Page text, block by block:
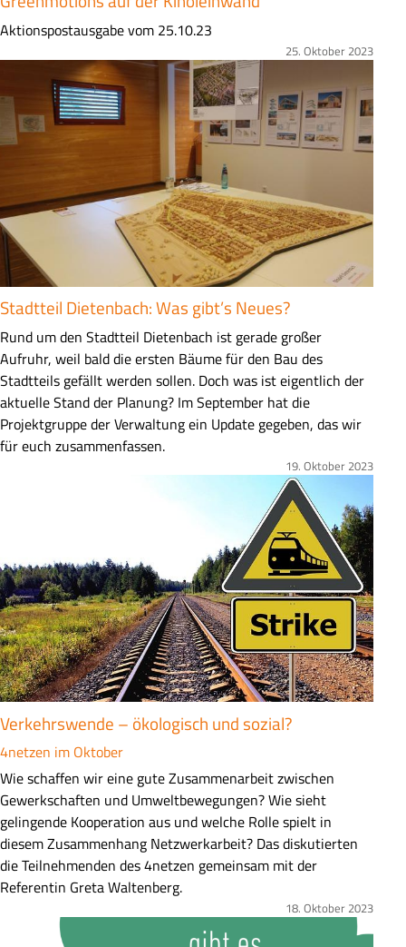
Z
a
m
f
a
u
n
g
Aktionspostausgabe vom 25.10.23
25. Oktober 2023
Stadtteil Dietenbach: Was gibt’s Neues?
Z
u
s
a
m
m
s
u
n
g
Rund um den Stadtteil Dietenbach ist gerade großer
Aufruhr, weil bald die ersten Bäume für den Bau des
Stadtteils gefällt werden sollen. Doch was ist eigentlich der
aktuelle Stand der Planung? Im September hat die
Projektgruppe der Verwaltung ein Update gegeben, das wir
für euch zusammenfassen.
19. Oktober 2023
Verkehrswende – ökologisch und sozial?
4netzen im Oktober
Z
u
s
a
m
m
Wie schaffen wir eine gute Zusammenarbeit zwischen
Gewerkschaften und Umweltbewegungen? Wie sieht
gelingende Kooperation aus und welche Rolle spielt in
diesem Zusammenhang Netzwerkarbeit? Das diskutierten
die Teilnehmenden des 4netzen gemeinsam mit der
Referentin Greta Waltenberg.
18. Oktober 2023